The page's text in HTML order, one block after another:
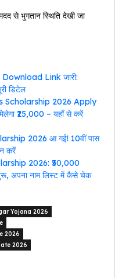
से भुगतान स्थिति देखी जा
Link जारी:
डिटेल
Scholarship 2026 Apply
₹25,000 – यहाँ से करें
2026 आ गई! 10वीं पास
करें
2026: ₹50,000
अपना नाम लिस्ट में कैसे चेक
Yojana 2026
2026
2026